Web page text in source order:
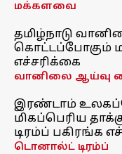
மக்களவை
தமிழ்நாடு
கொட்டப்போகும்
எச்சரிக்கை
வானிலை ஆய்வு
இரண்டாம்
மிகப்பெரிய
டிரம்ப் பகிரங்க
டொனால்ட் டிரம்ப்